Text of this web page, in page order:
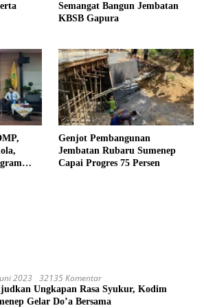
Semangat Bangun Jembatan
KBSB Gapura
Genjot Pembangunan
Jembatan Rubaru Sumenep
Capai Progres 75 Persen
2023 32135 Komentar
Ungkapan Rasa Syukur, Kodim
Gelar Do’a Bersama